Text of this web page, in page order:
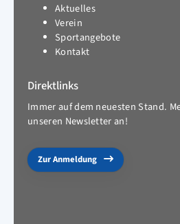
Aktuelles
Verein
Sportangebote
Kontakt
Direktlinks
Immer auf dem neuesten Stand.
unseren Newsletter an!
Zur Anmeldung